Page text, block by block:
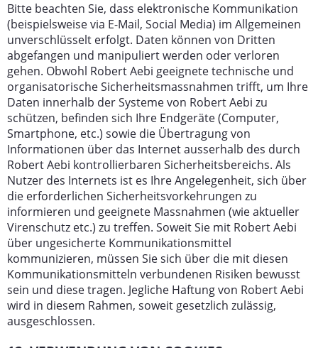
Bitte beachten Sie, dass elektronische Kommunikation
(beispielsweise via E-Mail, Social Media) im Allgemeinen
unverschlüsselt erfolgt. Daten können von Dritten
abgefangen und manipuliert werden oder verloren
gehen. Obwohl Robert Aebi geeignete technische und
organisatorische Sicherheitsmassnahmen trifft, um Ihre
Daten innerhalb der Systeme von Robert Aebi zu
schützen, befinden sich Ihre Endgeräte (Computer,
Smartphone, etc.) sowie die Übertragung von
Informationen über das Internet ausserhalb des durch
Robert Aebi kontrollierbaren Sicherheitsbereichs. Als
Nutzer des Internets ist es Ihre Angelegenheit, sich über
die erforderlichen Sicherheitsvorkehrungen zu
informieren und geeignete Massnahmen (wie aktueller
Virenschutz etc.) zu treffen. Soweit Sie mit Robert Aebi
über ungesicherte Kommunikationsmittel
kommunizieren, müssen Sie sich über die mit diesen
Kommunikationsmitteln verbundenen Risiken bewusst
sein und diese tragen. Jegliche Haftung von Robert Aebi
wird in diesem Rahmen, soweit gesetzlich zulässig,
ausgeschlossen.